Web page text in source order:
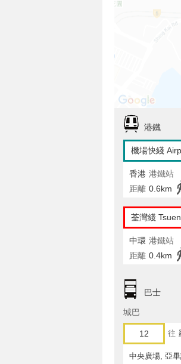
港鐵
機場快綫
香港 港鐵站
距離 0.6km
荃灣綫
中環 港鐵站
距離 0.4km
巴士
城巴
12 往
中央廣場, 亞